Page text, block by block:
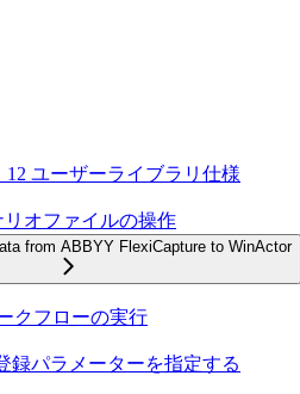
ユーザーライブラリ仕様
リオファイルの操作
from ABBYY FlexiCapture to WinActor
クフローの実行
録パラメーターを指定する